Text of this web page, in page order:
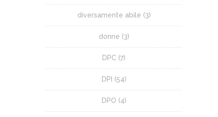
diversamente abile (3)
donne (3)
DPC (7)
DPI (54)
DPO (4)